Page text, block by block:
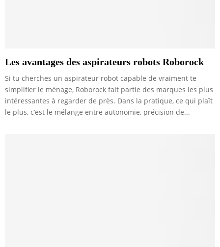
Les avantages des aspirateurs robots Roborock
Si tu cherches un aspirateur robot capable de vraiment te
simplifier le ménage, Roborock fait partie des marques les plus
intéressantes à regarder de près. Dans la pratique, ce qui plaît
le plus, c’est le mélange entre autonomie, précision de...